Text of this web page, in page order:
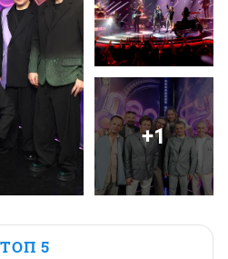
+1
ТОП 5